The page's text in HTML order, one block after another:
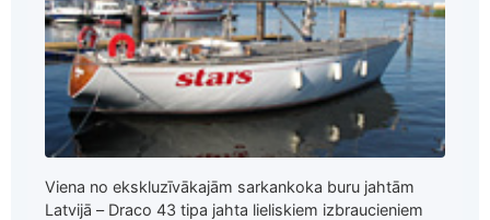
Viena no ekskluzīvākajām sarkankoka buru jahtām
Latvijā – Draco 43 tipa jahta lieliskiem izbraucieniem